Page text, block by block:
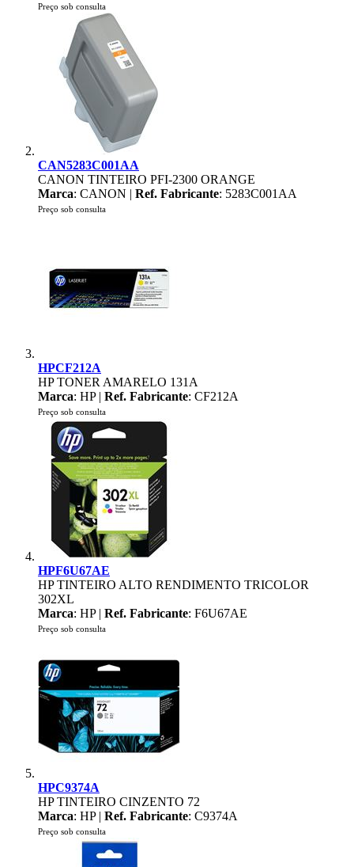
Preço sob consulta
CAN5283C001AA
CANON TINTEIRO PFI-2300 ORANGE
Marca: CANON | Ref. Fabricante: 5283C001AA
Preço sob consulta
HPCF212A
HP TONER AMARELO 131A
Marca: HP | Ref. Fabricante: CF212A
Preço sob consulta
HPF6U67AE
HP TINTEIRO ALTO RENDIMENTO TRICOLOR
302XL
Marca: HP | Ref. Fabricante: F6U67AE
Preço sob consulta
HPC9374A
HP TINTEIRO CINZENTO 72
Marca: HP | Ref. Fabricante: C9374A
Preço sob consulta